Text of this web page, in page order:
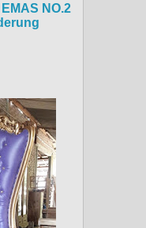
NO.2